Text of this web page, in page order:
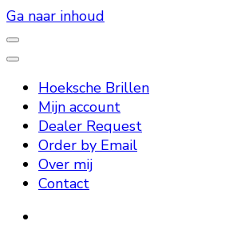
Ga naar inhoud
Hoeksche Brillen
Hoeksche Brillen
Mijn account
Dealer Request
Order by Email
Over mij
Contact